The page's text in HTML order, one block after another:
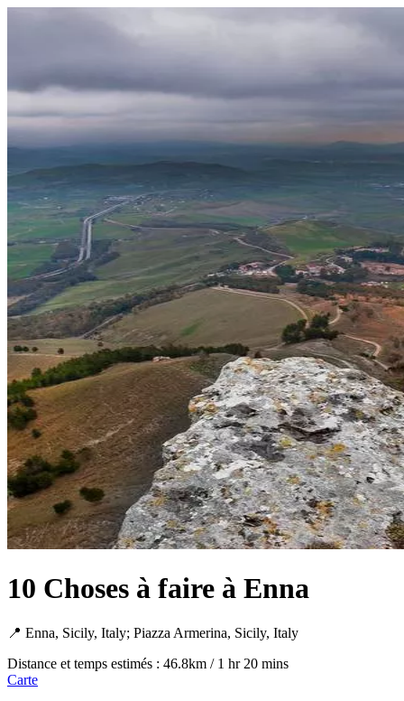
10 Choses à faire à Enna
📍 Enna, Sicily, Italy; Piazza Armerina, Sicily, Italy
Distance et temps estimés : 46.8km / 1 hr 20 mins
Carte